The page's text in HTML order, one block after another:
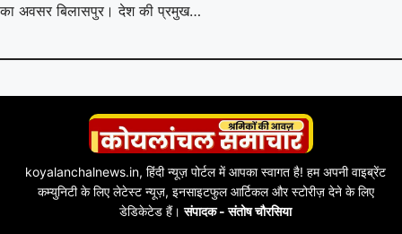
का अवसर बिलासपुर। देश की प्रमुख…
koyalanchalnews.in, हिंदी न्यूज़ पोर्टल में आपका स्वागत है! हम अपनी वाइब्रेंट
कम्युनिटी के लिए लेटेस्ट न्यूज़, इनसाइटफुल आर्टिकल और स्टोरीज़ देने के लिए
डेडिकेटेड हैं।संपादक - संतोष चौरसिया